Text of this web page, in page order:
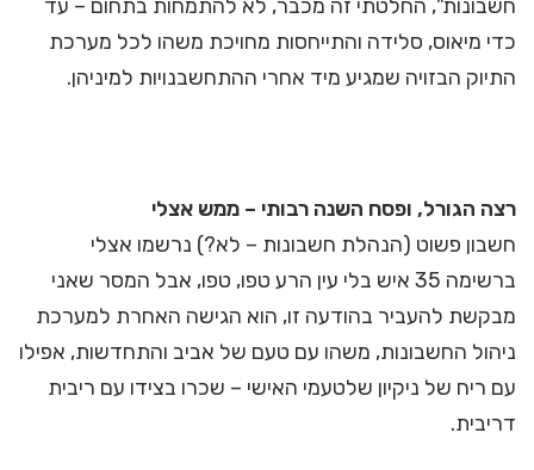
חשבונות", החלטתי זה מכבר, לא להתמחות בתחום – עד
כדי מיאוס, סלידה והתייחסות מחויכת משהו לכל מערכת
התיוק הבזויה שמגיע מיד אחרי ההתחשבנויות למיניהן.
רצה הגורל, ופסח השנה רבותי – ממש אצלי
חשבון פשוט (הנהלת חשבונות – לא?) נרשמו אצלי
ברשימה 35 איש בלי עין הרע טפו, טפו, אבל המסר שאני
מבקשת להעביר בהודעה זו, הוא הגישה האחרת למערכת
ניהול החשבונות, משהו עם טעם של אביב והתחדשות, אפילו
עם ריח של ניקיון שלטעמי האישי – שכרו בצידו עם ריבית
דריבית.